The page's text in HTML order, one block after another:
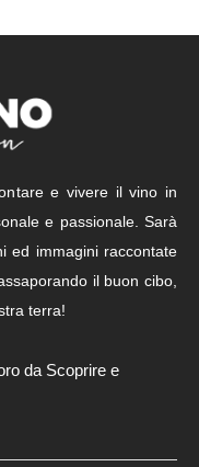
e vivere il vino in
e passionale. Sarà
ed immagini raccontate
il buon cibo,
terra!
da Scoprire e